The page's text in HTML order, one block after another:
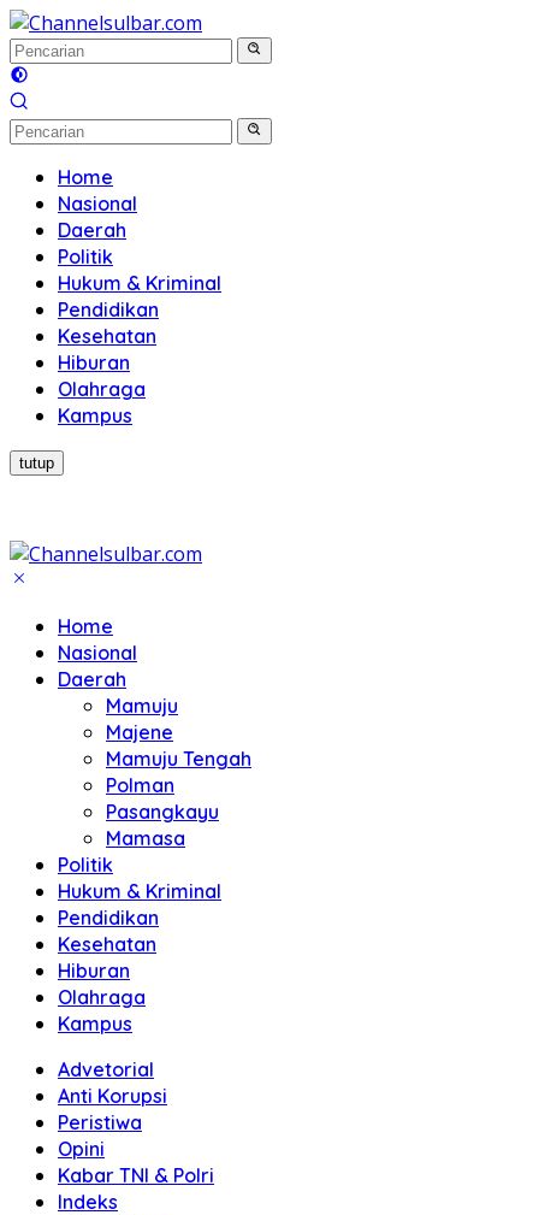
Langsung
ke
konten
Home
Nasional
Daerah
Politik
Hukum & Kriminal
Pendidikan
Kesehatan
Hiburan
Olahraga
Kampus
tutup
Home
Nasional
Daerah
Mamuju
Majene
Mamuju Tengah
Polman
Pasangkayu
Mamasa
Politik
Hukum & Kriminal
Pendidikan
Kesehatan
Hiburan
Olahraga
Kampus
Advetorial
Anti Korupsi
Peristiwa
Opini
Kabar TNI & Polri
Indeks